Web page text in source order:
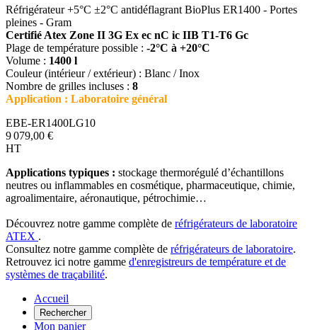
Réfrigérateur +5°C ±2°C antidéflagrant BioPlus ER1400 - Portes
pleines - Gram
Certifié Atex Zone II 3G Ex ec nC ic IIB T1-T6 Gc
Plage de température possible : -2°C à +20°C
Volume : 1400 l
Couleur (intérieur / extérieur) : Blanc / Inox
Nombre de grilles incluses : 8
Application : Laboratoire général
EBE-ER1400LG10
9 079,00 €
HT
Applications typiques : stockage thermorégulé d’échantillons
neutres ou inflammables en cosmétique, pharmaceutique, chimie,
agroalimentaire, aéronautique, pétrochimie…
Découvrez notre gamme complète de réfrigérateurs de laboratoire
ATEX .
Consultez notre gamme complète de réfrigérateurs de laboratoire.
Retrouvez ici notre gamme d'enregistreurs de température et de
systèmes de traçabilité.
Accueil
Rechercher
Mon panier